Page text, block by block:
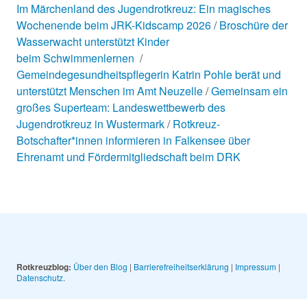
Im Märchenland des Jugendrotkreuz: Ein magisches
Wochenende beim JRK-Kidscamp 2026 Broschüre der
Wasserwacht unterstützt Kinder
beim Schwimmenlernen
Gemeindegesundheitspflegerin Katrin Pohle berät und
unterstützt Menschen im Amt Neuzelle Gemeinsam ein
großes Superteam: Landeswettbewerb des
Jugendrotkreuz in Wustermark Rotkreuz-
Botschafter*innen informieren in Falkensee über
Ehrenamt und Fördermitgliedschaft beim DRK
Rotkreuzblog: Über den Blog | Barrierefreiheitserklärung | Impressum|
Datenschutz